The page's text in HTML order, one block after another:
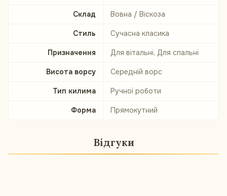
Склад Вовна / Віскоза
Стиль Сучасна класика
Призначення Для вітальні, Для спальні
Висота ворсу Середній ворс
Тип килима Ручної роботи
Форма Прямокутний
Відгуки